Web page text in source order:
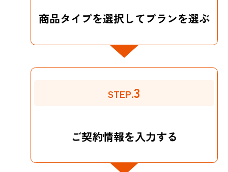
商品タイプを選択してプランを選ぶ
STEP.3
ご契約情報を入力する